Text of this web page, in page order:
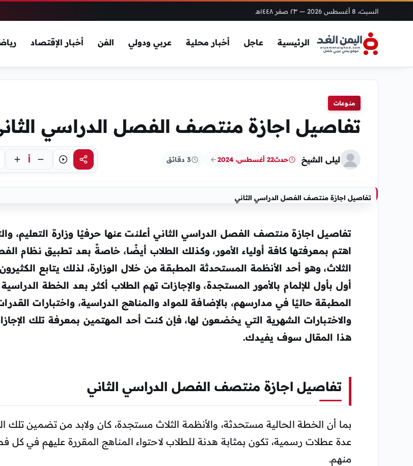
السبت، 8 أغسطس 2026 — ٢٣ صفر ١٤٤٨هـ
الرئيسية عاجل أخبار محلية عربي ودولي الفن أخبار الإقتصاد
منوعات
تفاصيل اجازة منتصف الفصل الدراسي
ليلى الشيخ حدث22 أغسطس، 2024 3 دقائق مشاركةاستماع أ
تفاصيل اجازة منتصف الفصل الدراسي الثاني
تفاصيل اجازة منتصف الفصل الدراسي الثاني أعلنت عنها حرفيًا وزارة التعليم،
اهتم بمعرفتها كافة أولياء الأمور، وكذلك الطلاب أيضًا، خاصةً بعد تطبيق نظام
الثلاث، وهو أحد الأنظمة المستحدثة المطبقة من خلال الوزارة، لذلك يتابع الكثيرون
أول بأول للإلمام بالأمور المستجدة، والإجازات تهم الطلاب أكثر بعد الخطة الدراسية
المطبقة حاليًا في مدارسهم، بالإضافة للمواد والمناهج الدراسية، واختبارات
والاختبارات الشهرية التي يخضعون لها، فإن كنت أحد المهتمين بمعرفة تلك
هذا المقال سوف يفيدك.
تفاصيل اجازة منتصف الفصل الدراسي الثاني
بما أن الخطة الحالية مستحدثة، والأنظمة الثلاث مستجدة، كان ولابد من تضمين تلك
عدة عطلات رسمية، تكون بمثابة هدنة للطلاب لاحتواء المناهج المقررة عليهم في كل
منهم.